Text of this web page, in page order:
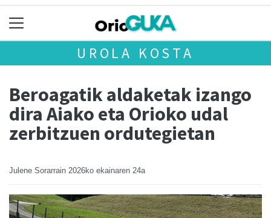
UROLA KOSTA
Beroagatik aldaketak izango
dira Aiako eta Orioko udal
zerbitzuen ordutegietan
Julene Sorarrain 2026ko ekainaren 24a